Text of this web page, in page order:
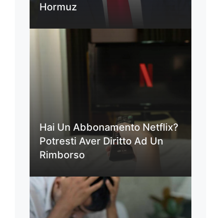
Hormuz
Hai Un Abbonamento Netflix?
Potresti Aver Diritto Ad Un
Rimborso